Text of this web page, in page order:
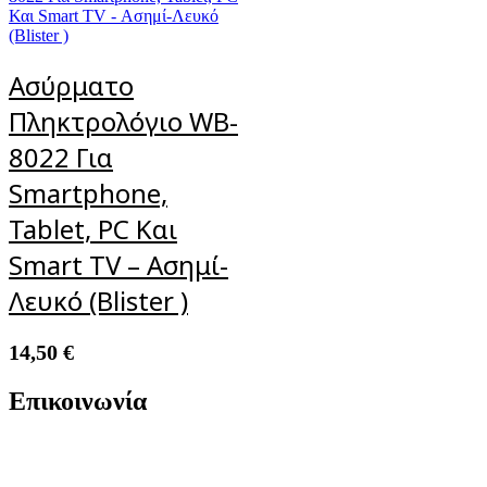
Ασύρματο
Πληκτρολόγιο WB-
8022 Για
Smartphone,
Tablet, PC Και
Smart TV – Ασημί-
Λευκό (Blister )
14,50 €
Επικοινωνία